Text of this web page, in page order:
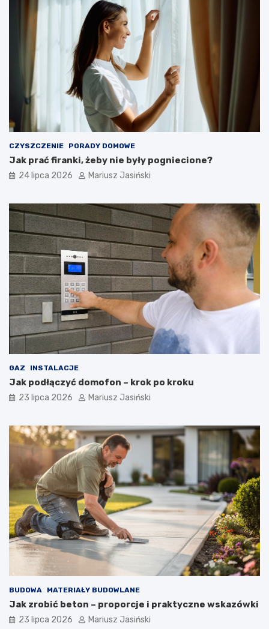
CZYSZCZENIE PORADY DOMOWE
Jak prać firanki, żeby nie były pogniecione?
24 lipca 2026 Mariusz Jasiński
GAZ INSTALACJE
Jak podłączyć domofon – krok po kroku
23 lipca 2026 Mariusz Jasiński
BUDOWA MATERIAŁY BUDOWLANE
Jak zrobić beton – proporcje i praktyczne wskazówki
23 lipca 2026 Mariusz Jasiński